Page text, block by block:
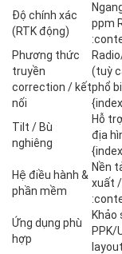
Độ chính xác
(RTK động)
ppm
Phương thức
truyền
correction / kết
nối
(tuỳ
phổ
Tilt / Bù
nghiêng
Hỗ
địa
Hệ điều hành &
phần mềm
Nền
xuất /
Ứng dụng phù
hợp
Khảo
PPK/